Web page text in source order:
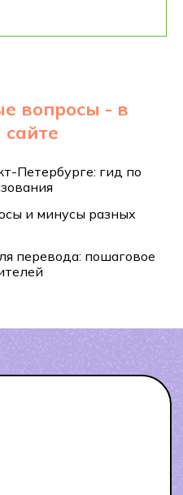
вопросы - в
сайте
Петербурге: гид по
и минусы разных
перевода: пошаговое
по школе